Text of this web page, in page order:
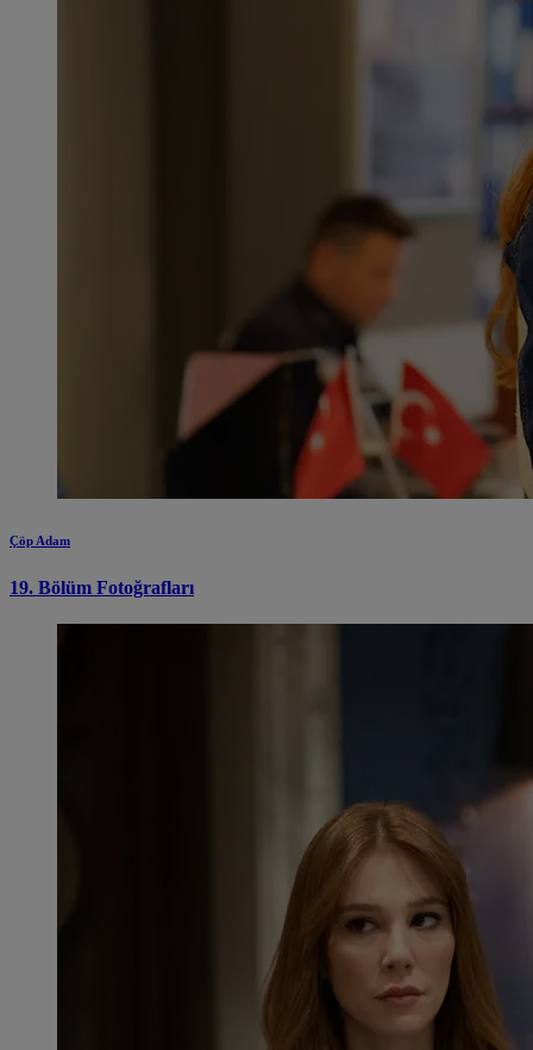
Çöp Adam
19. Bölüm Fotoğrafları